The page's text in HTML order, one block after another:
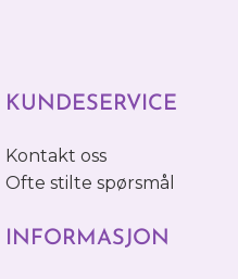
KUNDESERVICE
Kontakt oss
Ofte stilte spørsmål
INFORMASJON